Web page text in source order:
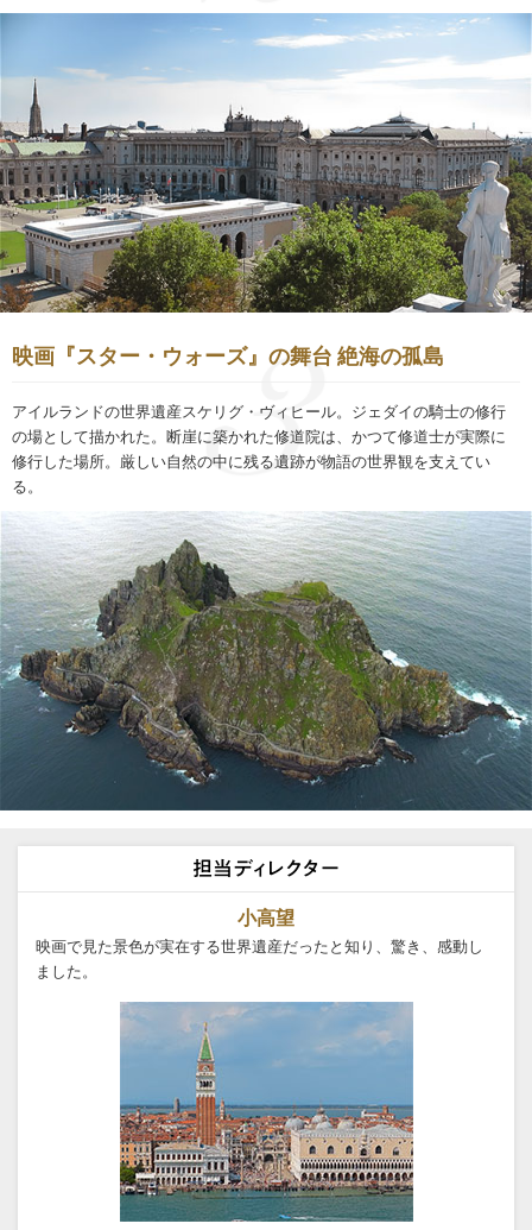
映画『スター・ウォーズ』の舞台 絶海の孤島
アイルランドの世界遺産スケリグ・ヴィヒール。ジェダイの騎士の修行
の場として描かれた。断崖に築かれた修道院は、かつて修道士が実際に
修行した場所。厳しい自然の中に残る遺跡が物語の世界観を支えてい
る。
小高望
映画で見た景色が実在する世界遺産だったと知り、驚き、感動し
ました。